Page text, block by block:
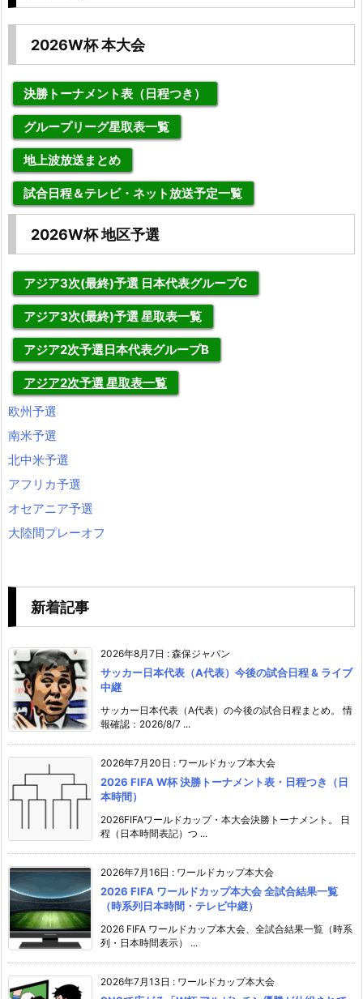
2026W杯 本大会
決勝トーナメント表（日程つき）
グループリーグ星取表一覧
地上波放送まとめ
試合日程＆テレビ・ネット放送予定一覧
2026W杯 地区予選
アジア3次(最終)予選 日本代表グループC
アジア3次(最終)予選 星取表一覧
アジア2次予選日本代表グループB
アジア2次予選 星取表一覧
欧州予選
南米予選
北中米予選
アフリカ予選
オセアニア予選
大陸間プレーオフ
新着記事
2026年8月7日 : 森保ジャパン
サッカー日本代表（A代表）今後の試合日程 & ライブ
中継
サッカー日本代表（A代表）の今後の試合日程まとめ。 情
報確認：2026/8/7 ...
2026年7月20日 : ワールドカップ本大会
2026 FIFA W杯 決勝トーナメント表・日程つき（日
本時間）
2026FIFAワールドカップ・本大会決勝トーナメント。 日
程（日本時間表記）つ ...
2026年7月16日 : ワールドカップ本大会
2026 FIFA ワールドカップ本大会 全試合結果一覧
（時系列日本時間・テレビ中継）
2026 FIFA ワールドカップ本大会、全試合結果一覧（時系
列・日本時間表示） ...
2026年7月13日 : ワールドカップ本大会